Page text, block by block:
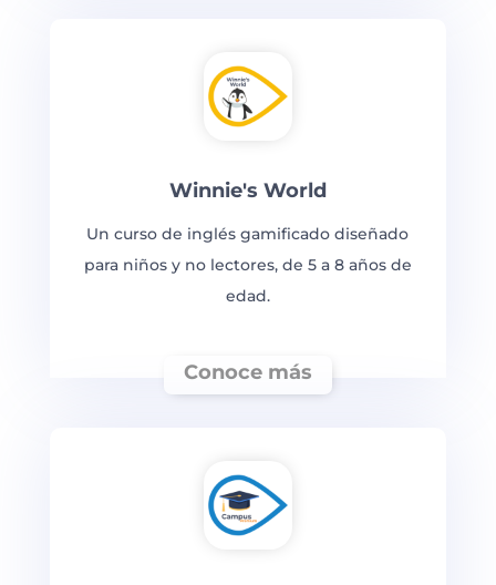
Winnie's World
Un curso de inglés gamificado diseñado
para niños y no lectores, de 5 a 8 años de
edad.
Conoce más